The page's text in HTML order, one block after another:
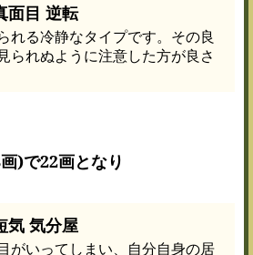
面目 逆転
れる冷静なタイプです。その良
られぬように注意した方が良さ
)で22画となり
気 気分屋
がいってしまい、自分自身の居